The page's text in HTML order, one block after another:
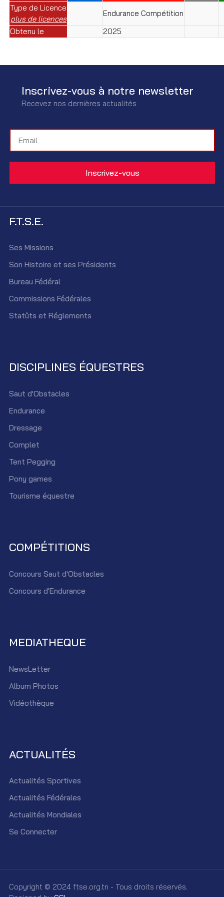
Type de Licence
plus de licences
Endurance Compétition
Obtenu le
2025
Inscrivez-vous à notre newsletter
Recevez nos dernières actualités
F.T.S.E.
Ses Missions
Son Histoire et ses Présidents
Bureau Fédéral
Commissions Fédérales
Statûts et Réglements
DISCIPLINES ÉQUESTRES
Saut d'Obstacles
Endurance
Dressage
Complet
Tent Pegging
Pony games
Tourisme équestre
COMPÉTITIONS
Concours Saut d'Obstacles
Concours d'Endurance
MEDIATHEQUE
NewsLetter
Album Photos
Vidéothèque
ACTUALITÉS
Actualités Sportives
Actualités Fédérales
Actualités Mondiales
Se Connecter
Copyright © 2024 ftse.org.tn - Tous droits réservés.